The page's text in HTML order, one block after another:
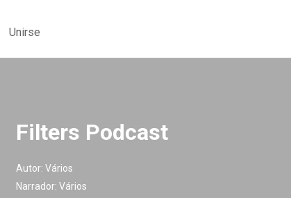
Unirse
Filters Podcast
Autor: Vários
Narrador: Vários